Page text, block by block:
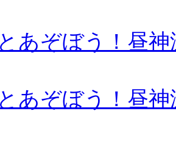
とあぞぼう！昼
とあぞぼう！昼